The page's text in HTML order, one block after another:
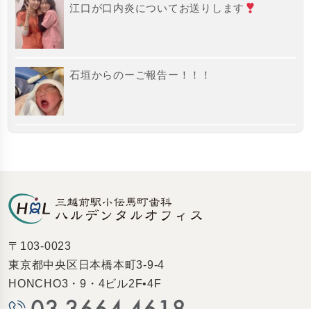
江口が口内炎についてお送りします
石垣からのーご報告ー！！！
〒103-0023
東京都中央区日本橋本町3-9-4
HONCHO3・9・4ビル2F•4F